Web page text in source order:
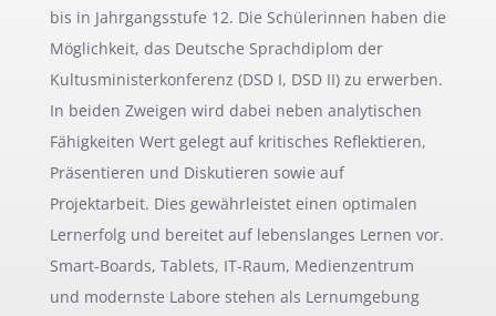
bis in Jahrgangsstufe 12. Die Schülerinnen haben die
Möglichkeit, das Deutsche Sprachdiplom der
Kultusministerkonferenz (DSD I, DSD II) zu erwerben.
In beiden Zweigen wird dabei neben analytischen
Fähigkeiten Wert gelegt auf kritisches Reflektieren,
Präsentieren und Diskutieren sowie auf
Projektarbeit. Dies gewährleistet einen optimalen
Lernerfolg und bereitet auf lebenslanges Lernen vor.
Smart-Boards, Tablets, IT-Raum, Medienzentrum
und modernste Labore stehen als Lernumgebung